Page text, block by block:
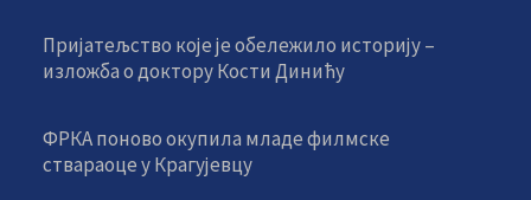
Пријатељство које је обележило историју –
изложба о доктору Кости Динићу
ФРКА поново окупила младе филмске
ствараоце у Крагујевцу